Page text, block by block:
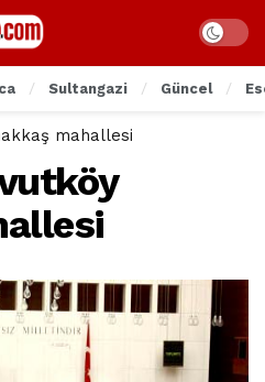
Sultangazi Güncel
mahallesi